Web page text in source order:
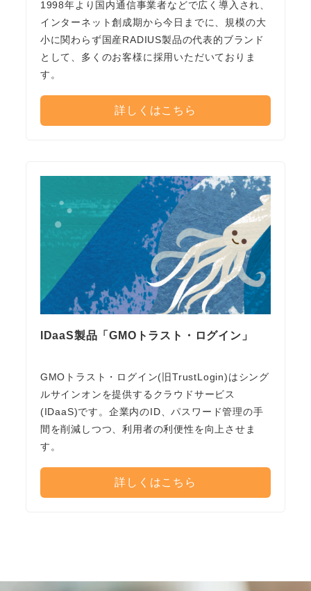
1998年より国内通信事業者などで広く導入され、
インターネット創成期から今日までに、規模の大
小に関わらず国産RADIUS製品の代表的ブランド
として、多くのお客様に採用いただいておりま
す。
詳しくはこちら
IDaaS製品「GMOトラスト・ログイン」
GMOトラスト・ログイン(旧TrustLogin)はシング
ルサインオンを提供するクラウドサービス
(IDaaS)です。企業内のID、パスワード管理の手
間を削減しつつ、利用者の利便性を向上させま
す。
詳しくはこちら